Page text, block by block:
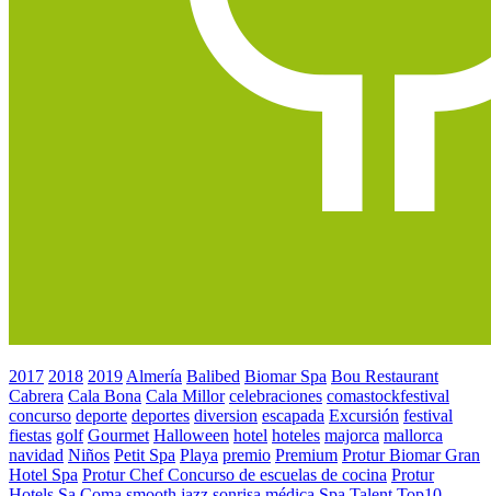
2017 2018 2019 Almería Balibed Biomar Spa Bou Restaurant
Cabrera Cala Bona Cala Millor celebraciones comastockfestival
concurso deporte deportes diversion escapada Excursión festival
fiestas golf Gourmet Halloween hotel hoteles majorca mallorca
navidad Niños Petit Spa Playa premio Premium Protur Biomar Gran
Hotel Spa Protur Chef Concurso de escuelas de cocina Protur